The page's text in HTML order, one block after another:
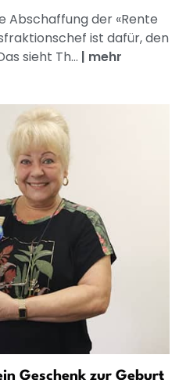
Abschaffung der «Rente
ist dafür, den
sieht Th... | mehr
Geschenk zur Geburt